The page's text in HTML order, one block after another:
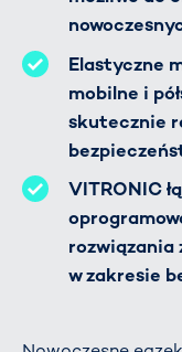
Elastyczne
mobilne i
skutecznie
VITRONIC
w zakresie